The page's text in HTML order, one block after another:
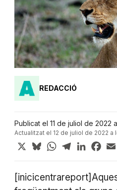
REDACCIÓ
Publicat el 11 de juliol de 2022
Actualitzat el 12 de juliol de 2022 a
X BlueskyWhatsApp
TelegramLinkedIn